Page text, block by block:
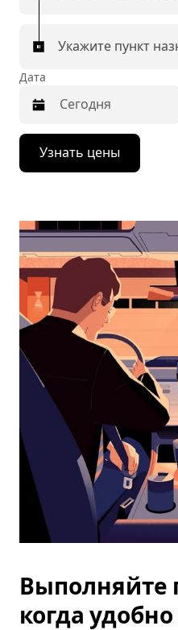
Укажите пункт
Дата
Нажмите
стрелку
вниз,
календарю
выбрать
дату.
Чтобы
закрыть
календарь,
нажмите
Esc.
Узнать цены
Выполняйте
когда